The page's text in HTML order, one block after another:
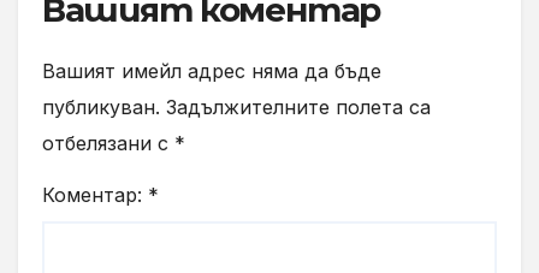
Вашият коментар
Вашият имейл адрес няма да бъде
публикуван. Задължителните полета са
отбелязани с *
Коментар: *